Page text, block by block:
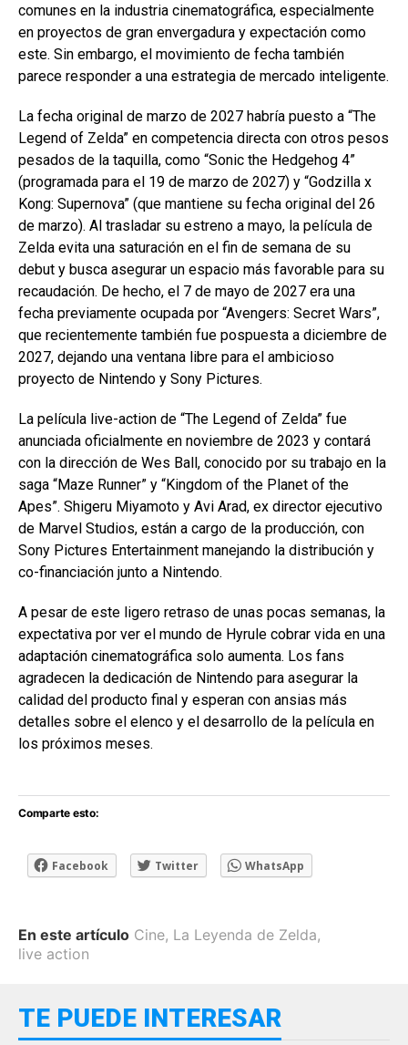
comunes en la industria cinematográfica, especialmente
en proyectos de gran envergadura y expectación como
este. Sin embargo, el movimiento de fecha también
parece responder a una estrategia de mercado inteligente.
La fecha original de marzo de 2027 habría puesto a “The
Legend of Zelda” en competencia directa con otros pesos
pesados de la taquilla, como “Sonic the Hedgehog 4”
(programada para el 19 de marzo de 2027) y “Godzilla x
Kong: Supernova” (que mantiene su fecha original del 26
de marzo). Al trasladar su estreno a mayo, la película de
Zelda evita una saturación en el fin de semana de su
debut y busca asegurar un espacio más favorable para su
recaudación. De hecho, el 7 de mayo de 2027 era una
fecha previamente ocupada por “Avengers: Secret Wars”,
que recientemente también fue pospuesta a diciembre de
2027, dejando una ventana libre para el ambicioso
proyecto de Nintendo y Sony Pictures.
La película live-action de “The Legend of Zelda” fue
anunciada oficialmente en noviembre de 2023 y contará
con la dirección de Wes Ball, conocido por su trabajo en la
saga “Maze Runner” y “Kingdom of the Planet of the
Apes”. Shigeru Miyamoto y Avi Arad, ex director ejecutivo
de Marvel Studios, están a cargo de la producción, con
Sony Pictures Entertainment manejando la distribución y
co-financiación junto a Nintendo.
A pesar de este ligero retraso de unas pocas semanas, la
expectativa por ver el mundo de Hyrule cobrar vida en una
adaptación cinematográfica solo aumenta. Los fans
agradecen la dedicación de Nintendo para asegurar la
calidad del producto final y esperan con ansias más
detalles sobre el elenco y el desarrollo de la película en
los próximos meses.
Comparte esto:
Facebook Twitter WhatsApp
En este artículo Cine, La Leyenda de Zelda,
live action
TE PUEDE INTERESAR